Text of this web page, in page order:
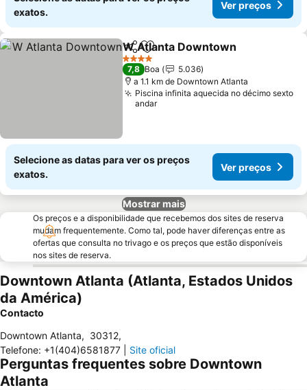
exatos.
Ver preços
PartilharAdicionar aos favoritos
W Atlanta Downtown
4 Estrelas
7,8 Boa
5.036
a 1.1 km de Downtown Atlanta
Piscina infinita aquecida no décimo sexto
andar
Selecione as datas para ver os preços
exatos.
Ver preços
Mostrar mais
Os preços e a disponibilidade que recebemos dos sites de reserva
mudam frequentemente. Como tal, pode haver diferenças entre as
ofertas que consulta no trivago e os preços que estão disponíveis
nos sites de reserva.
Downtown Atlanta (Atlanta, Estados Unidos
da América)
Contacto
Downtown Atlanta, 30312,
Telefone: +1(404)6581877 Site oficial
Perguntas frequentes sobre Downtown
Atlanta